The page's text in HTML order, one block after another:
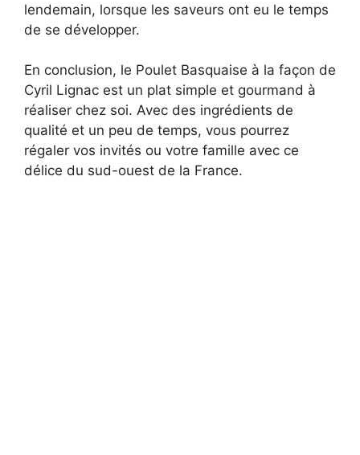
lendemain, lorsque les saveurs ont eu le temps
de se développer.
En conclusion, le Poulet Basquaise à la façon de
Cyril Lignac est un plat simple et gourmand à
réaliser chez soi. Avec des ingrédients de
qualité et un peu de temps, vous pourrez
régaler vos invités ou votre famille avec ce
délice du sud-ouest de la France.